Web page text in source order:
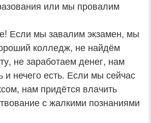
или мы провалим
Если мы завалим экзамен, мы
колледж, не найдём
не заработаем денег, нам
и нечего есть. Если мы сейчас
нам придётся влачить
с жалкими познаниями